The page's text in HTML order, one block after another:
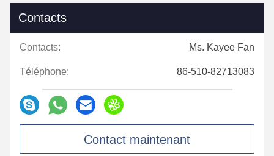
Contacts
Contacts: Ms. Kayee Fan
Téléphone: 86-510-82713083
Contact maintenant